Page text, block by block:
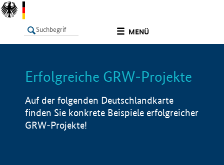
MENÜ
LISTE Info
Erfolgreiche GRW-Projekte
Auf der folgenden Deutschlandkarte
finden Sie konkrete Beispiele erfolgreicher
GRW-Projekte!